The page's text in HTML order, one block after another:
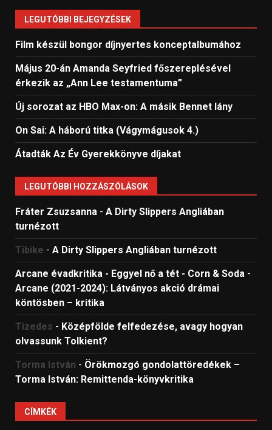
LEGUTÓBBI BEJEGYZÉSEK
Film készül bongor díjnyertes konceptalbumához
Május 20-án Amanda Seyfried főszereplésével
érkezik az „Ann Lee testamentuma”
Új sorozat az HBO Max-on: A másik Bennet lány
On Sai: A ​háború titka (Vágymágusok 4.)
Átadták Az Év Gyerekkönyve díjakat
LEGUTÓBBI HOZZÁSZÓLÁSOK
Fráter Zsuzsanna - A Dirty Slippers Angliában
turnézott
Tibike - A Dirty Slippers Angliában turnézott
Arcane évadkritika - Eggyel nő a tét - Corn & Soda -
Arcane (2021-2024): Látványos akció drámai
köntösben – kritika
Tizedes - Középfölde felfedezése, avagy hogyan
olvassunk Tolkient?
Torma István - Örökmozgó gondolattöredékek –
Torma István: Remittenda-könyvkritika
CÍMKÉK